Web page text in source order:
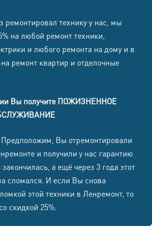
ремонтировал технику у нас, мы
на любой ремонт техники,
и любого ремонта на дому и в
ремонт квартир и отделочные
Вы получите ПОЖИЗНЕННОЕ
Предположим, Вы отремонтировали
и получили у нас гарантию
закончилась, а ещё через 3 года этот
сломался. И если Вы снова
этой техники в Ленремонт, то
скидкой 25%.